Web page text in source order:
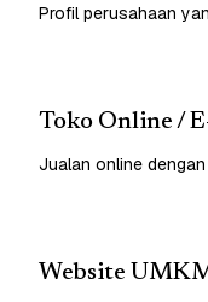
Profil perusahaan
Toko Online /
Jualan online
Website